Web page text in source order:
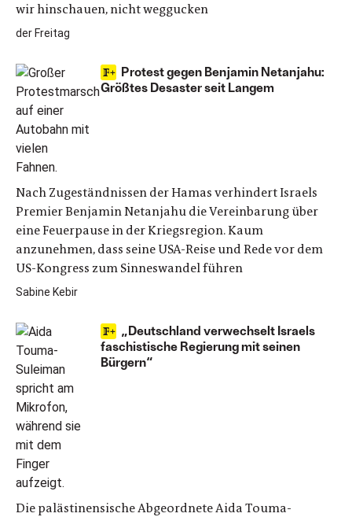
wir hinschauen, nicht weggucken
der Freitag
Protest gegen Benjamin Netanjahu:
Größtes Desaster seit Langem
Nach Zugeständnissen der Hamas verhindert Israels
Premier Benjamin Netanjahu die Vereinbarung über
eine Feuerpause in der Kriegsregion. Kaum
anzunehmen, dass seine USA-Reise und Rede vor dem
US-Kongress zum Sinneswandel führen
Sabine Kebir
„Deutschland verwechselt Israels
faschistische Regierung mit seinen
Bürgern“
Die palästinensische Abgeordnete Aida Touma-